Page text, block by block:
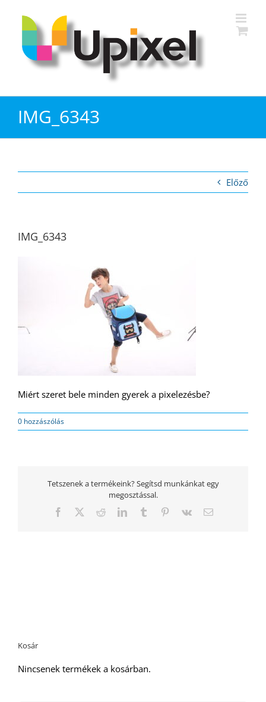
IMG_6343
Előző
IMG_6343
Miért szeret bele minden gyerek a pixelezésbe?
0 hozzászólás
Tetszenek a termékeink? Segítsd munkánkat egy
megosztással.
Facebook
TwitterRedditLinkedInTumblr Pinterest
Vk Email:
Kosár
Nincsenek termékek a kosárban.